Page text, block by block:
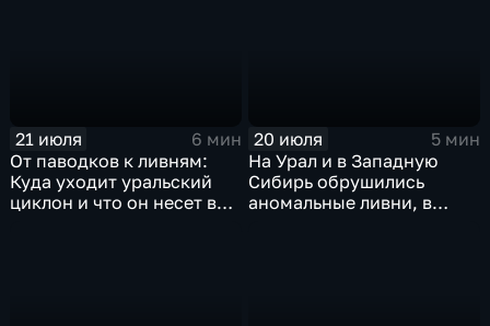
21 июля
6 мин
От паводков к ливням:
Куда уходит уральский
циклон и что он несет в
20 июля
5 мин
На Урал и в Западную
Сибирь обрушились
аномальные ливни, в